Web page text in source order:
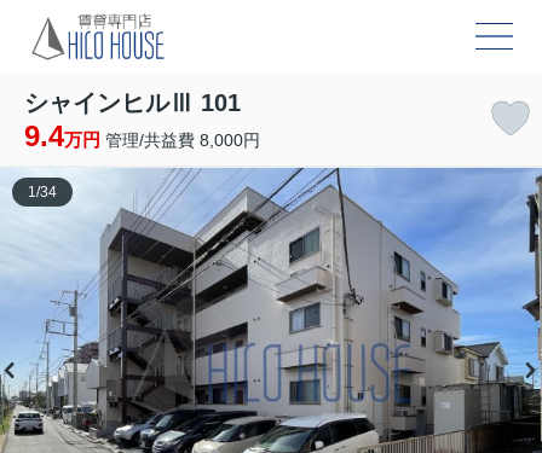
シャインヒルⅢ 101
9.4万円 管理/共益費 8,000円
1 /34